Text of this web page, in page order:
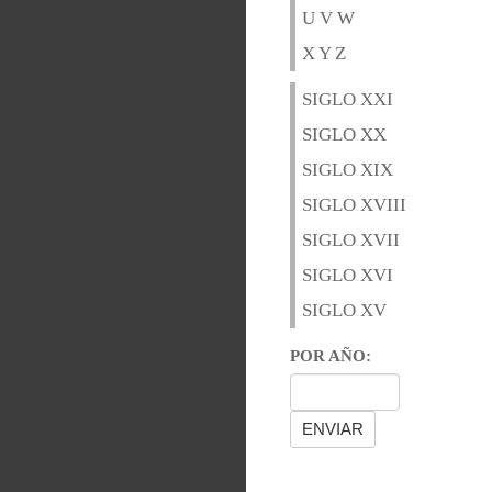
U V W
X Y Z
SIGLO XXI
SIGLO XX
SIGLO XIX
SIGLO XVIII
SIGLO XVII
SIGLO XVI
SIGLO XV
POR AÑO: